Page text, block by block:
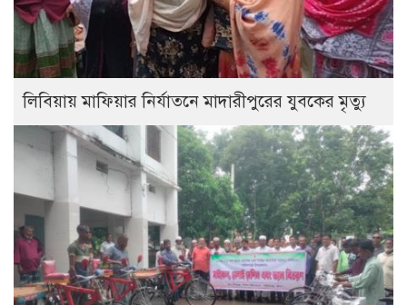
লিবিয়ায় মাফিয়ার নির্যাতনে মাদারীপুরের যুবকের মৃত্যু